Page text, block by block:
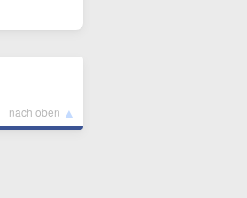
nach oben ▲